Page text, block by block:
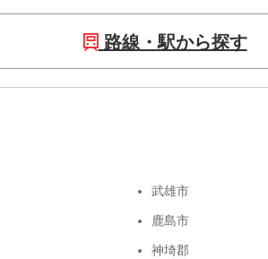
路線・駅から探す
武雄市
鹿島市
神埼郡